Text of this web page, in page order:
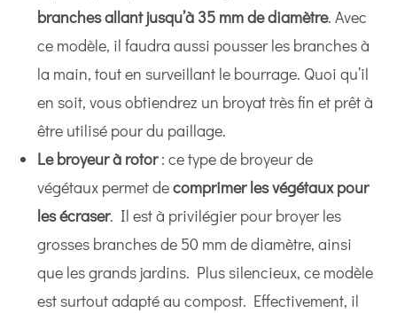
branches allant jusqu’à 35 mm de diamètre. Avec
ce modèle, il faudra aussi pousser les branches à
la main, tout en surveillant le bourrage. Quoi qu’il
en soit, vous obtiendrez un broyat très fin et prêt à
être utilisé pour du paillage.
Le broyeur à rotor: ce type de broyeur de
végétaux permet decomprimer les végétaux pour
les écraser. Il est à privilégier pour broyer les
grosses branches de 50 mm de diamètre, ainsi
que les grands jardins. Plus silencieux, ce modèle
est surtout adapté au compost. Effectivement, il